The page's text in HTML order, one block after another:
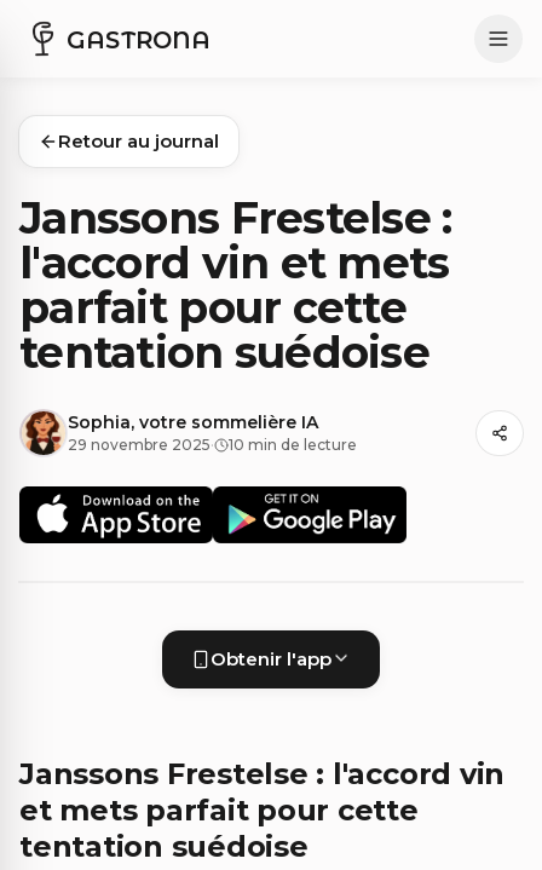
GASTRONA
Retour au journal
Janssons Frestelse :
l'accord vin et mets
parfait pour cette
tentation suédoise
Sophia, votre sommelière IA
29 novembre 2025· 10 min de lecture
Obtenir l'app
Janssons Frestelse : l'accord vin
et mets parfait pour cette
tentation suédoise